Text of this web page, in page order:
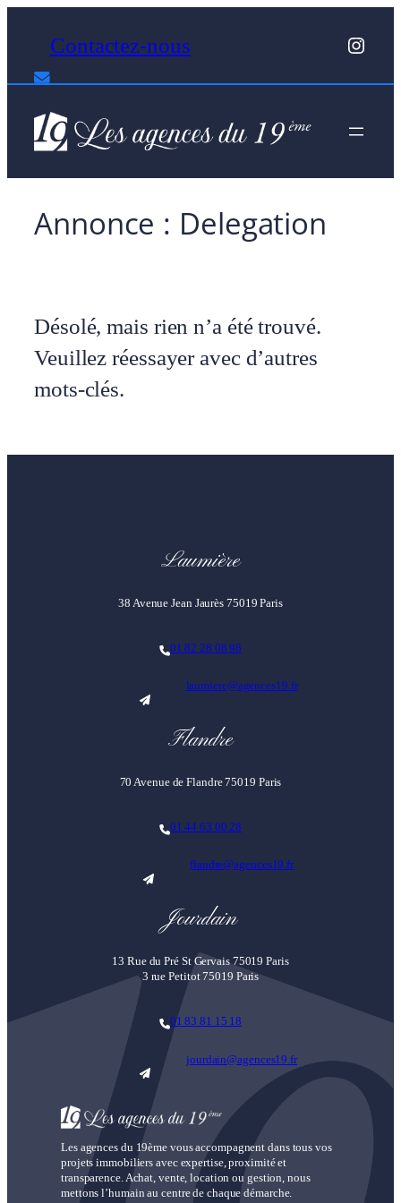
contenu
Contactez-nous
Annonce : Delegation
Désolé, mais rien n’a été trouvé.
Veuillez réessayer avec d’autres
mots-clés.
Laumière
38 Avenue Jean Jaurès 75019 Paris
01 82 28 08 98
laumiere@agences19.fr
Flandre
70 Avenue de Flandre 75019 Paris
01 44 63 00 28
flandre@agences19.fr
Jourdain
13 Rue du Pré St Gervais 75019 Paris
3 rue Petitot 75019 Paris
01 83 81 15 18
jourdain@agences19.fr
Les agences du 19ème vous accompagnent dans tous vos
projets immobiliers avec expertise, proximité et
transparence. Achat, vente, location ou gestion, nous
mettons l’humain au centre de chaque démarche.